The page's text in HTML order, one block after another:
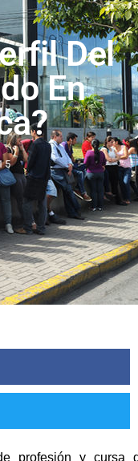
Del
En
profesión y cursa